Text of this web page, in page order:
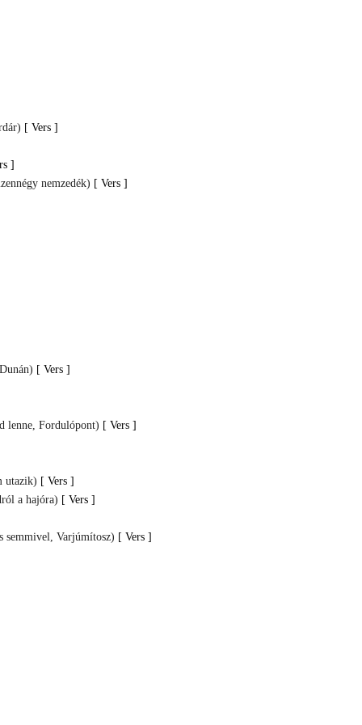
[ Vers ]
]
nemzedék) [ Vers ]
[ Vers ]
lenne, Fordulópont) [ Vers ]
utazik) [ Vers ]
a hajóra) [ Vers ]
semmivel, Varjúmítosz) [ Vers ]